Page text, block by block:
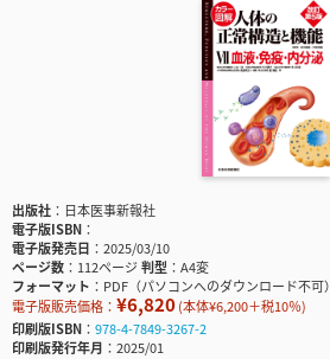
出版社
日本医事新報社
電子版ISBN
電子版発売日
2025/03/10
ページ数
112ページ判型
A4変
フォーマット
PDF（パソコンへのダウンロード不可）
電子版販売価格： ¥6,820(本体¥6,200＋税10％)
印刷版ISBN
978-4-7849-3267-2
印刷版発行年月
2025/01